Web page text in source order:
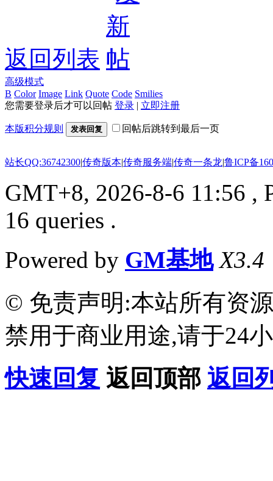
返回列表
高级模式
B Color Image Link Quote Code Smilies
您需要登录后才可以回帖 登录 | 立即注册
本版积分规则 发表回复 回帖后跳转到最后一页
站长QQ:36742300|传奇版本|传奇服务端|传奇一条龙|鲁ICP备
GMT+8, 2026-8-6 11:56 ,
16 queries .
Powered by GM基地 X3.4
© 免责声明:本站所有资
禁用于商业用途,请于24
快速回复 返回顶部 返回